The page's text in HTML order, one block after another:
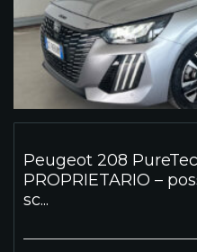
Peugeot 208
PROPRIETARIO –
sc...